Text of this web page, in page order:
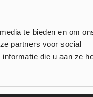
te bieden en om
partners voor social
die u aan ze